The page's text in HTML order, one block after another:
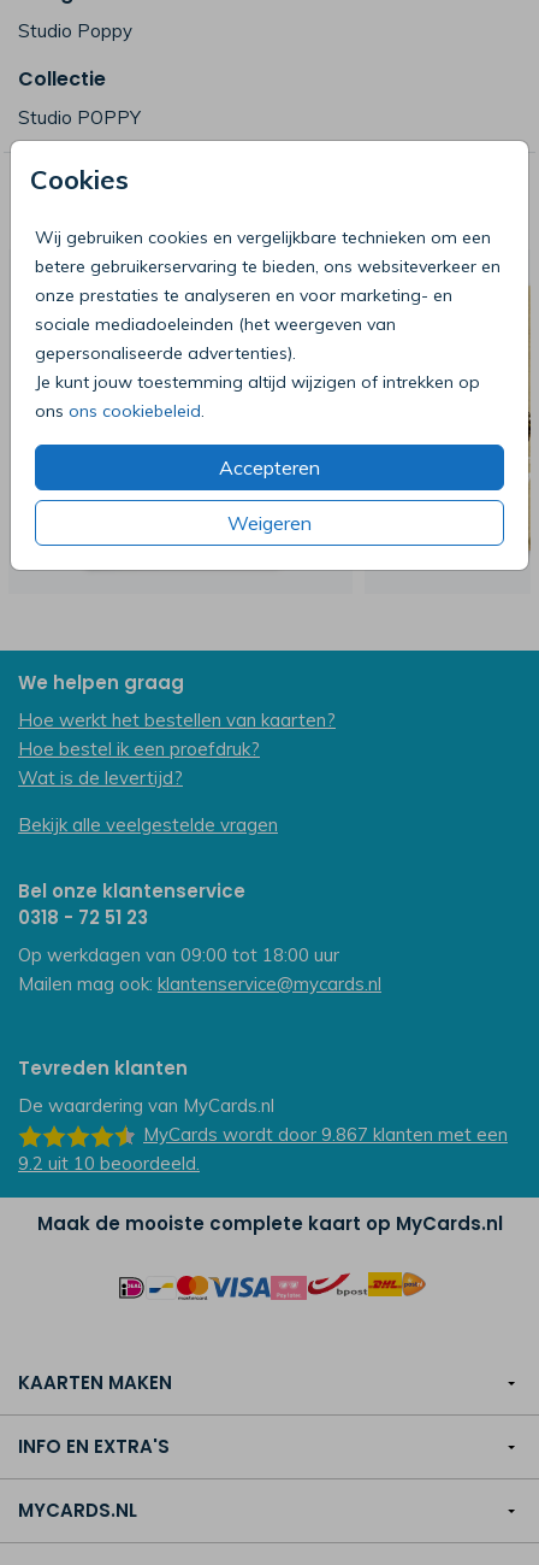
Cookies
Wij gebruiken cookies en vergelijkbare technieken om een
betere gebruikerservaring te bieden, ons websiteverkeer en
onze prestaties te analyseren en voor marketing- en
sociale mediadoeleinden (het weergeven van
gepersonaliseerde advertenties).
Je kunt jouw toestemming altijd wijzigen of intrekken op
ons ons cookiebeleid
Accepteren
Weigeren
Studio Poppy
Collectie
Studio POPPY
Deze producten zijn wellicht ook iets
voor je
We helpen graag
Hoe werkt het bestellen van kaarten?
Hoe bestel ik een proefdruk?
Wat is de levertijd?
Bekijk alle veelgestelde vragen
Bel onze klantenservice
0318 - 72 51 23
Op werkdagen van 09:00 tot 18:00 uur
Mailen mag ook: klantenservice@mycards.nl
Tevreden klanten
De waardering van MyCards.nl
MyCards wordt door 9.867 klanten met een
9.2 uit 10 beoordeeld.
Maak de mooiste complete kaart op MyCards.nl
KAARTEN MAKEN
INFO EN EXTRA'S
MYCARDS.NL